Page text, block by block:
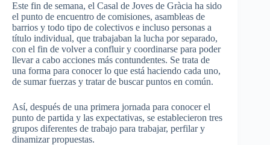
Este fin de semana, el Casal de Joves de Gràcia ha sido
el punto de encuentro de comisiones, asambleas de
barrios y todo tipo de colectivos e incluso personas a
título individual, que trabajaban la lucha por separado,
con el fin de volver a confluir y coordinarse para poder
llevar a cabo acciones más contundentes. Se trata de
una forma para conocer lo que está haciendo cada uno,
de sumar fuerzas y tratar de buscar puntos en común.
Así, después de una primera jornada para conocer el
punto de partida y las expectativas, se establecieron tres
grupos diferentes de trabajo para trabajar, perfilar y
dinamizar propuestas.